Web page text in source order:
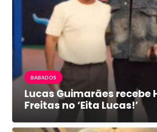
BABADOS
Lucas Guimarães recebe
Freitas no ‘Eita Lucas!’